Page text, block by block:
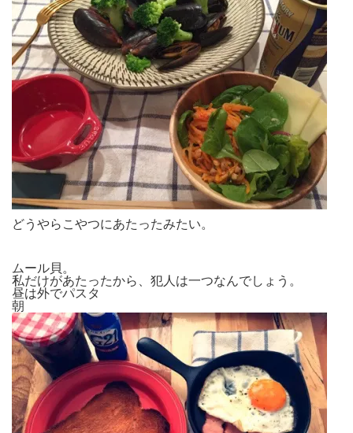
どうやらこやつにあたったみたい。
ムール貝。
私だけがあたったから、犯人は一つなんでしょう。
昼は外でパスタ
朝